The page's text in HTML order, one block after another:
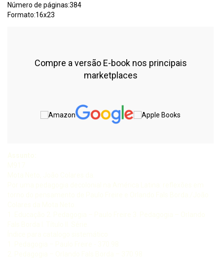
Número de páginas:384
Formato:16x23
Compre a versão E-book nos principais
marketplaces